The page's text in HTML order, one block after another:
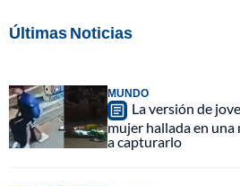
Últimas Noticias
MUNDO
La versión de
mujer hallada en una
a capturarlo